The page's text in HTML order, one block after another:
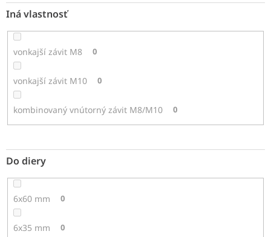
Iná vlastnosť
vonkajší závit M8 0
vonkajší závit M10 0
kombinovaný vnútorný závit M8/M10 0
Do diery
6x60 mm 0
6x35 mm 0